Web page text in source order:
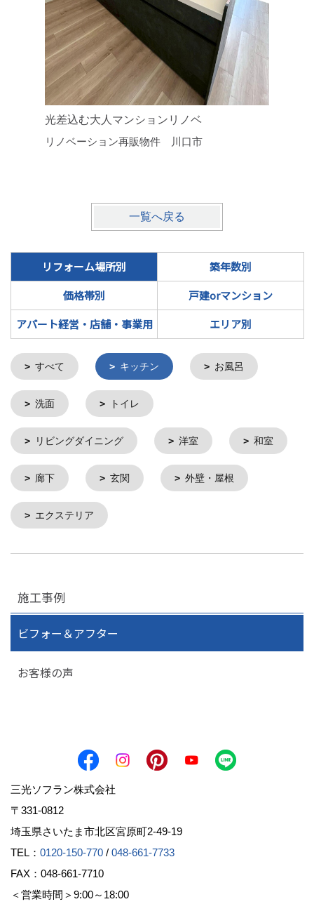
光差込む大人マンションリノベ
リノベーション再販物件 川口市
一覧へ戻る
リフォーム場所別
築年数別
価格帯別
戸建orマンション
アパート経営・店舗・事業用
エリア別
すべて キッチン お風呂
洗面 トイレ
リビングダイニング 洋室 和室
廊下 玄関 外壁・屋根
エクステリア
施工事例
ビフォー＆アフター
お客様の声
三光ソフラン株式会社
〒331-0812
埼玉県さいたま市北区宮原町2-49-19
TEL： 0120-150-770 / 048-661-7733
FAX：048-661-7710
＜営業時間＞9:00～18:00